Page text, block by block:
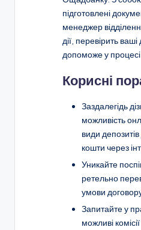
підготовлені
менеджер
дії, перевірить
допоможе у процесі
Корисні
Заздалегідь
можливість
види
кошти через
Уникайте
ретельно
умови
Запитайте у
можливі